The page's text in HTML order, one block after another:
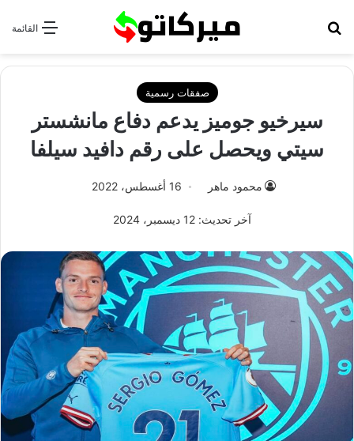
القائمة
صفقات رسمية
سيرخيو جوميز يدعم دفاع مانشستر
سيتي ويحصل على رقم دافيد سيلفا
محمود ماهر 16 أغسطس، 2022
آخر تحديث: 12 ديسمبر، 2024